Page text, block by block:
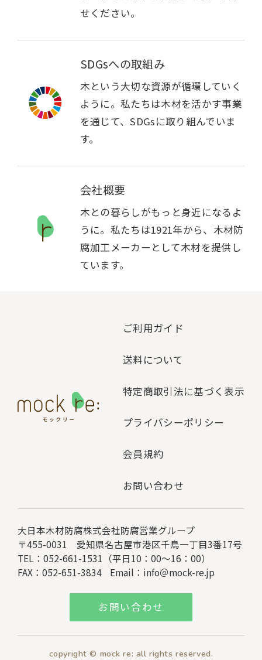
せください。
SDGsへの取組み
木という大切な資源が循環していく
ように。私たちは木材を活かす事業
を通じて、SDGsに取り組んでいま
す。
会社概要
木との暮らしがもっと身近になるよ
うに。私たちは1921年から、木材防
腐加工メーカーとして木材を提供し
ています。
ご利用ガイド
送料について
特定商取引法に基づく表示
プライバシーポリシー
会員規約
お問い合わせ
大日本木材防腐株式会社防腐営業グループ
〒455-0031 愛知県名古屋市港区千鳥一丁目3番17号
TEL：052-661-1531（平日10：00～16：00）
FAX：052-651-3834
Email： info＠mock-re.jp
お問い合わせ
copyright © mock re: all rights reserved.